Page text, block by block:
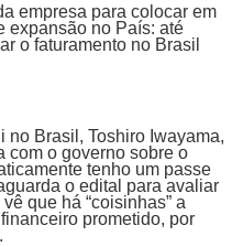
empresa para colocar em
expansão no País: até
o faturamento no Brasil
no Brasil, Toshiro Iwayama,
com o governo sobre o
tenho um passe
o edital para avaliar
que há “coisinhas” a
prometido, por